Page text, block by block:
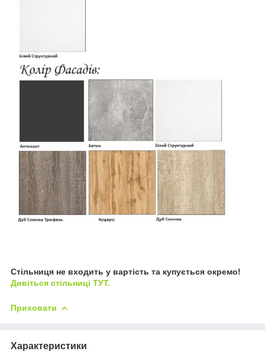
Стільниця не входить у вартість та купується окремо!
Дивіться стільниці ТУТ.
Приховати
Характеристики